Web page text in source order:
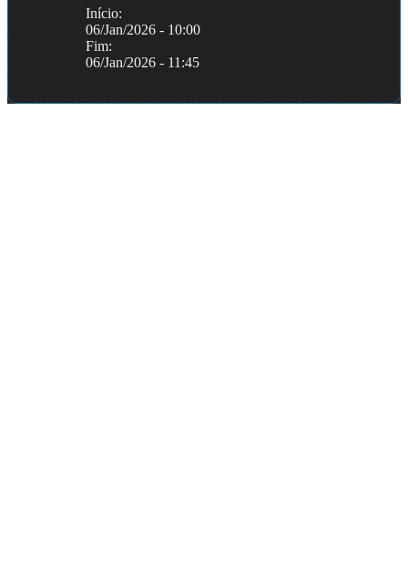
Início:
06/Jan/2026 - 10:00
Fim:
06/Jan/2026 - 11:45